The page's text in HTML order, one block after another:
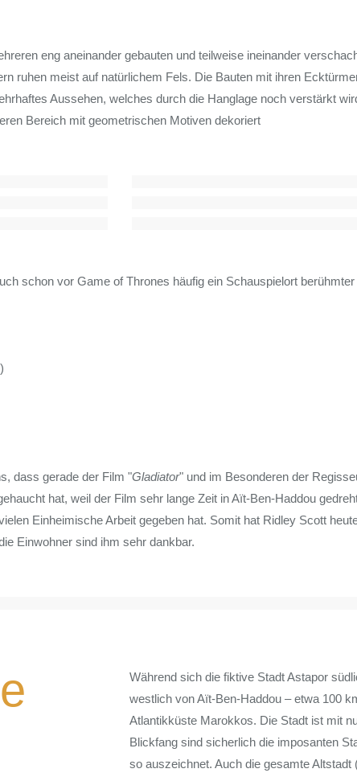
eng aneinander gebauten und teilweise ineinander
ruhen meist auf natürlichem Fels. Die Bauten mit ihren
Aussehen, welches durch die Hanglage noch verstärkt
Bereich mit geometrischen Motiven dekoriert
schon vor Game of Thrones häufig ein Schauspielort berühmter
dass gerade der Film "Gladiator" und im Besonderen der
hat, weil der Film sehr lange Zeit in Aït-Ben-Haddou
Einheimische Arbeit gegeben hat. Somit hat Ridley Scott
Einwohner sind ihm sehr dankbar.
Während sich die fiktive Stadt Astapor
westlich von Aït-Ben-Haddou – etwa 100
Atlantikküste Marokkos. Die Stadt ist mit
Blickfang sind sicherlich die imposanten
so auszeichnet. Auch die gesamte